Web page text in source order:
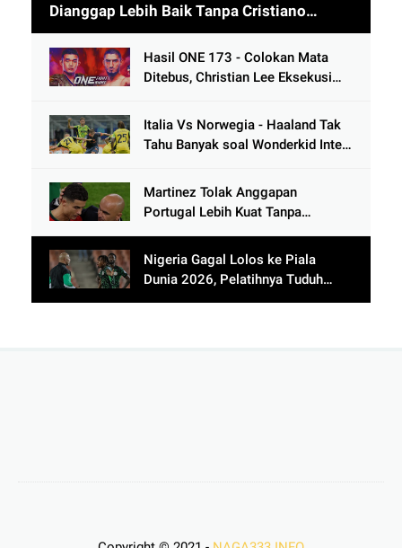
Dianggap Lebih Baik Tanpa Cristiano
Ronaldo usai Cetak 9 Gol
Hasil ONE 173 - Colokan Mata
Ditebus, Christian Lee Eksekusi
Lutut
Italia Vs Norwegia - Haaland Tak
Tahu Banyak soal Wonderkid Inter
Martinez Tolak Anggapan
Portugal Lebih Kuat Tanpa
di Bawah Thailand
Nigeria Gagal Lolos ke Piala
Dunia 2026, Pelatihnya Tuduh